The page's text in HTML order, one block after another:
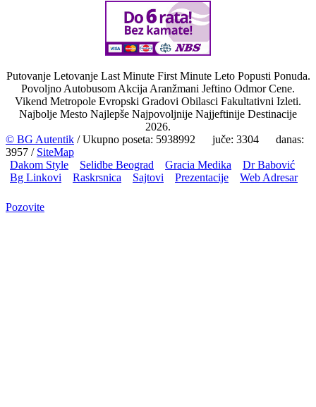
Putovanje Letovanje Last Minute First Minute Leto Popusti Ponuda.
Povoljno Autobusom Akcija Aranžmani Jeftino Odmor Cene.
Vikend Metropole Evropski Gradovi Obilasci Fakultativni Izleti.
Najbolje Mesto Najlepše Najpovoljnije Najjeftinije Destinacije
2026.
© BG Autentik / Ukupno poseta: 5938992 juče: 3304 danas:
3957 / SiteMap
Dakom Style
Selidbe Beograd Gracia Medika
Dr Babović
Bg Linkovi
Raskrsnica Sajtovi Prezentacije Web Adresar
Pozovite